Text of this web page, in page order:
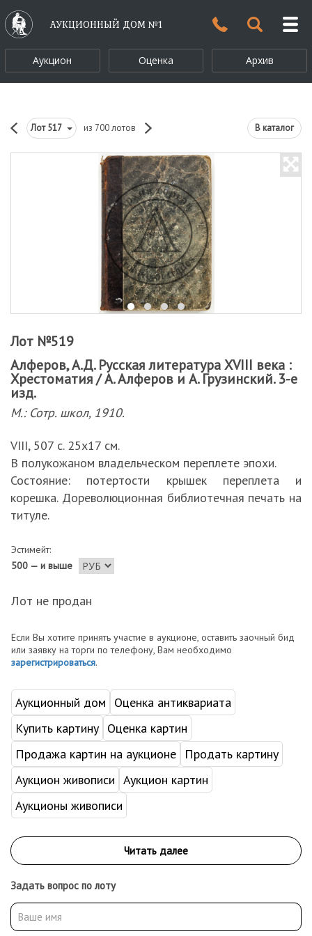
АУКЦИОННЫЙ ДОМ №1
Аукцион Оценка Архив
Лот517 из 700 лотов В каталог
Лот №519
Алферов, А.Д. Русская литература XVIII века :
Хрестоматия / А. Алферов и А. Грузинский. 3-е
изд.
М.: Сотр. школ, 1910.
VIII, 507 с. 25х17 см.
В полукожаном владельческом переплете эпохи.
Состояние: потертости крышек переплета и
корешка. Дореволюционная библиотечная печать на
титуле.
Эстимейт:
500 — и выше
Лот не продан
Если Вы хотите принять участие в аукционе, оставить заочный бид
или заявку на торги по телефону, Вам необходимо
зарегистрироваться.
Аукционный дом
Оценка антиквариата
Купить картину Оценка картин
Продажа картин на аукционе
Продать картину
Аукцион живописи Аукцион картин
Аукционы живописи
Задать вопрос по лоту